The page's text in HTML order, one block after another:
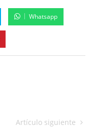
Whatsapp
Artículo siguiente